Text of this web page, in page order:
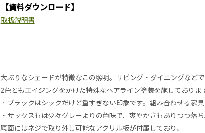
【資料ダウンロード】
取扱説明書
大ぶりなシェードが特徴なこの照明。リビング・ダイニングなど
2色ともエイジングをかけた特殊なヘアライン塗装を施しておりま
・ブラックはシックだけど重すぎない印象です。組み合わせる家
・サックスもは少々グレーよりの色味で、爽やかさもありつつ落
底面にはネジで取り外し可能なアクリル板が付属しており、